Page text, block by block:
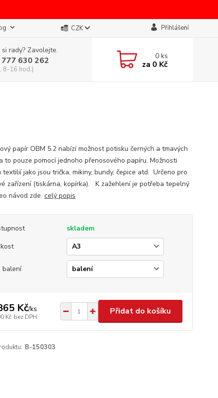
CZK Přihlášení
rady? Zavolejte.
630 262
8-16 hod.)
0ks
za 0 Kč
papír OBM 5.2 nabízí možnost potisku černých a tmavých
to pouze pomocí jednoho přenosového papíru. Možnosti
textilií jako jsou trička, mikiny, bundy, čepice atd. Určeno pro
zařízení (tiskárna, kopírka). K zažehlení je potřeba tepelný
návod zde. celý popis
skladem
balení
Kč/ks
Kč bez DPH
Přidat do košíku
B-150303